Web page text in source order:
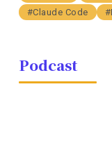
#Claude Code
Podcast